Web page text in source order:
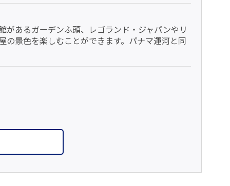
あるガーデンふ頭、レゴランド・ジャパンやリ
景色を楽しむことができます。パナマ運河と同